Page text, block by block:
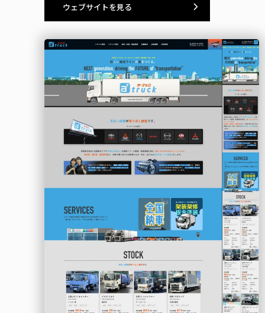
ウェブサイトを見る